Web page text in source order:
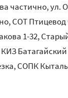
частично,
СОТ
1-32,
Батагайский
СОПК